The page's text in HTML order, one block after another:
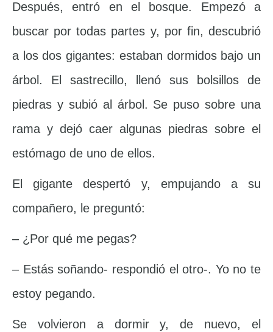
Después, entró en el bosque. Empezó a
buscar por todas partes y, por fin, descubrió
a los dos gigantes: estaban dormidos bajo un
árbol. El sastrecillo, llenó sus bolsillos de
piedras y subió al árbol. Se puso sobre una
rama y dejó caer algunas piedras sobre el
estómago de uno de ellos.
El gigante despertó y, empujando a su
compañero, le preguntó:
– ¿Por qué me pegas?
– Estás soñando- respondió el otro-. Yo no te
estoy pegando.
Se volvieron a dormir y, de nuevo, el